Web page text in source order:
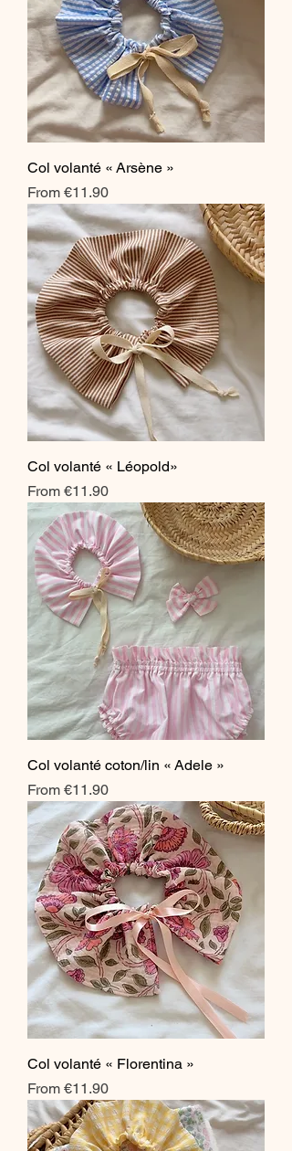
Col volanté « Arsène »
From €11.90
Sale Price
Col volanté « Léopold»
From €11.90
Sale Price
Col volanté coton/lin « Adele »
From €11.90
Sale Price
Col volanté « Florentina »
From €11.90
Sale Price